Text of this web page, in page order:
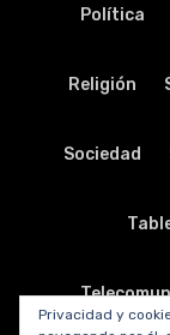
Política
Religión
Sociedad
Privacidad y